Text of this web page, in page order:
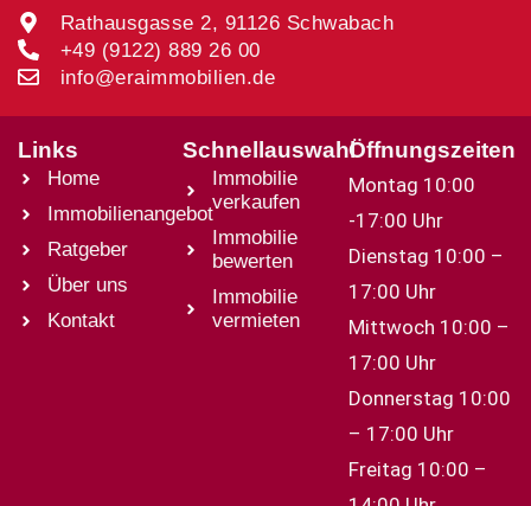
Rathausgasse 2, 91126 Schwabach
+49 (9122) 889 26 00
info@eraimmobilien.de
Links
Home
Immobilienangebot
Ratgeber
Über uns
Kontakt
Schnellauswahl
Immobilie
verkaufen
Immobilie
bewerten
Immobilie
vermieten
Öffnungszeiten
Montag 10:00
-17:00 Uhr
Dienstag 10:00 –
17:00 Uhr
Mittwoch 10:00 –
17:00 Uhr
Donnerstag 10:00
– 17:00 Uhr
Freitag 10:00 –